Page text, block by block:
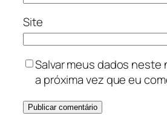
Site
Salvar meus dados neste
a próxima vez que eu